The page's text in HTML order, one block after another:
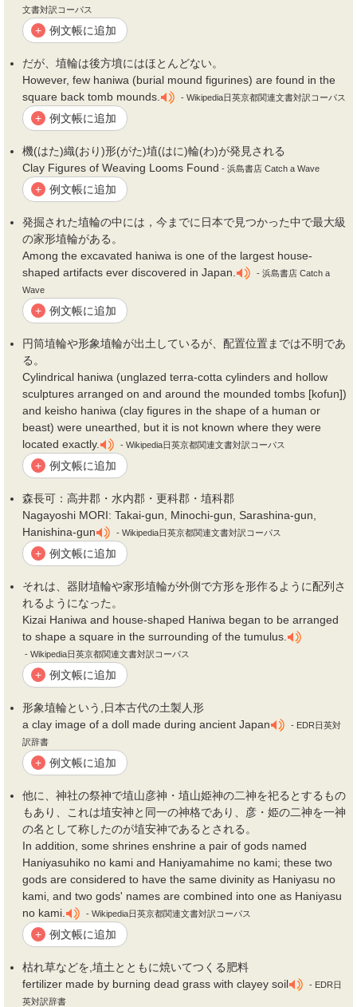
文書対訳コーパス
+ 例文帳に追加
だが、 埴輪は後方墳にはほとんどない。
However, few haniwa (burial mound figurines) are found in the
square back tomb mounds.
- Wikipedia日英京都関連文書対訳コーパス
+ 例文帳に追加
機(はた)織(おり)形(がた)埴(はに)輪(わ)が発見される
Clay Figures of Weaving Looms Found - 浜島書店 Catch a Wave
+ 例文帳に追加
発掘された埴輪の中には，今までに日本で見つかった中で最大級
の家形埴輪がある。
Among the excavated haniwa is one of the largest house-
shaped artifacts ever discovered in Japan.
- 浜島書店 Catch a
Wave
+ 例文帳に追加
円筒埴輪や形象埴輪が出土しているが、配置位置までは不明であ
る。
Cylindrical haniwa (unglazed terra-cotta cylinders and hollow
sculptures arranged on and around the mounded tombs [kofun])
and keisho haniwa (clay figures in the shape of a human or
beast) were unearthed, but it is not known where they were
located exactly.
- Wikipedia日英京都関連文書対訳コーパス
+ 例文帳に追加
森長可：高井郡・水内郡・更科郡・ 埴科郡
Nagayoshi MORI: Takai-gun, Minochi-gun, Sarashina-gun,
Hanishina-gun
- Wikipedia日英京都関連文書対訳コーパス
+ 例文帳に追加
それは、器財埴輪や家形埴輪が外側で方形を形作るように配列さ
れるようになった。
Kizai Haniwa and house-shaped Haniwa began to be arranged
to shape a square in the surrounding of the tumulus.
- Wikipedia日英京都関連文書対訳コーパス
+ 例文帳に追加
形象埴輪という,日本古代の土製人形
a clay image of a doll made during ancient Japan
- EDR日英対
訳辞書
+ 例文帳に追加
他に、神社の祭神で埴山彦神・ 埴山姫神の二神を祀るとするもの
もあり、これは埴安神と同一の神格であり、彦・姫の二神を一神
の名として称したのが埴安神であるとされる。
In addition, some shrines enshrine a pair of gods named
Haniyasuhiko no kami and Haniyamahime no kami; these two
gods are considered to have the same divinity as Haniyasu no
kami, and two gods' names are combined into one as Haniyasu
no kami.
- Wikipedia日英京都関連文書対訳コーパス
+ 例文帳に追加
枯れ草などを, 埴土とともに焼いてつくる肥料
fertilizer made by burning dead grass with clayey soil
- EDR日
英対訳辞書